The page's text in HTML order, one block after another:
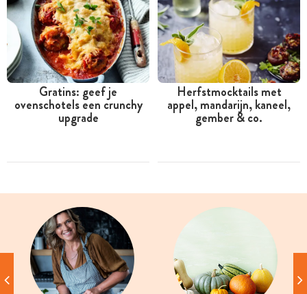
Gratins: geef je
ovenschotels een crunchy
upgrade
Herfstmocktails met
appel, mandarijn, kaneel,
gember & co.